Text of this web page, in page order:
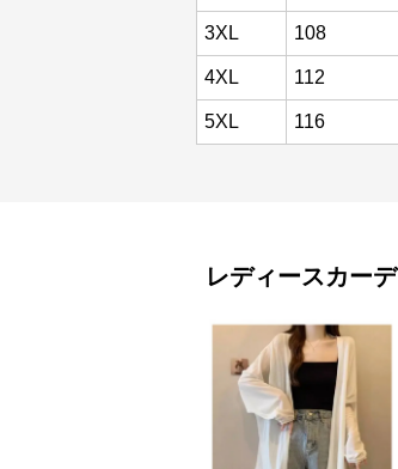
3XL 108
4XL 112
5XL 116
レディースカー